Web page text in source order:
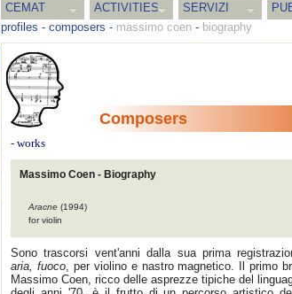
CEMAT ACTIVITIES SERVIZI
profiles - composers - massimo coen - biography
Composers
- works
Massimo Coen - Biography
Aracne (1994)
for violin
Sono trascorsi vent'anni dalla sua prima
aria, fuoco, per violino e nastro magnetico. Il primo
Massimo Coen, ricco delle asprezze tipiche del